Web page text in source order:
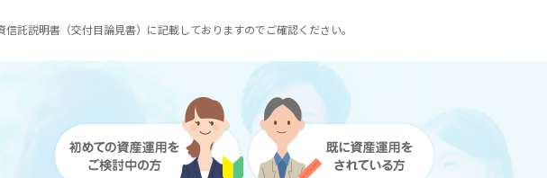
信託説明書（交付目論見書）に記載しておりますのでご確認ください。